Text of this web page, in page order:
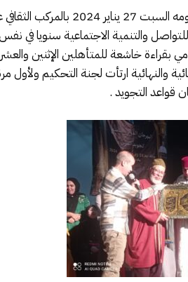
أسدل الستار مساء
والتنمية الاجتماعية سنويا في نفس
بقراءة خاشعة للمتأهلين الإثنين
والنهائية ارتأت لجنة التحكيم ولأول
قواعد التجويد .